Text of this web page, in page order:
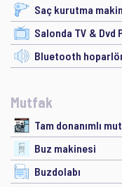
Saç kurutma
Salonda TV & Dvd
Bluetooth
Mutfak
Tam donanımlı
Buz makinesi
Buzdolabı